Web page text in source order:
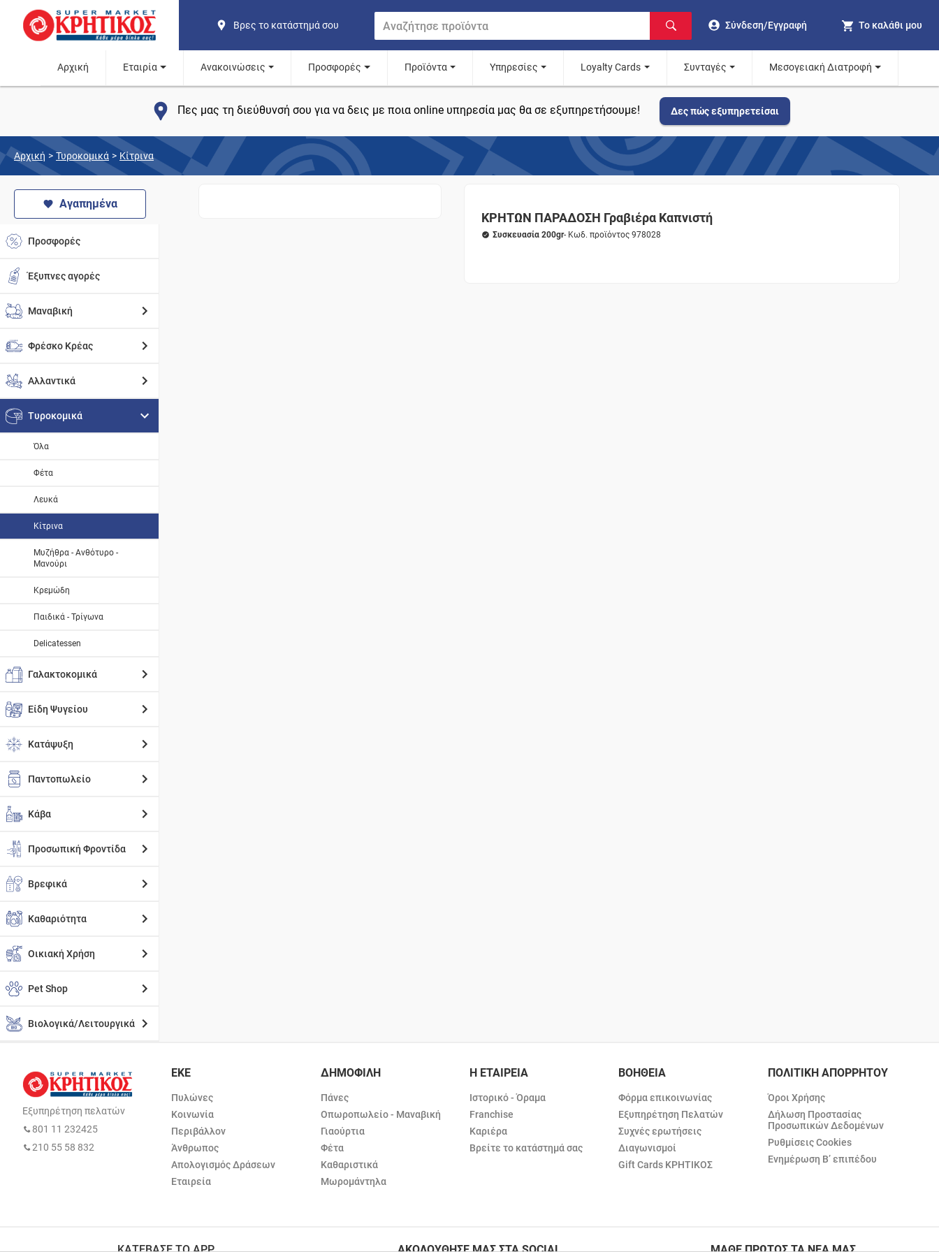
Βρες το κατάστημά σου Σύνδεση/Εγγραφή Το καλάθι μου
Αρχική Εταιρία Ανακοινώσεις Προσφορές Προϊόντα Υπηρεσίες Loyalty Cards Συνταγές Μεσογειακή Διατροφή
Πες μας τη διεύθυνσή σου για να δεις με ποια online υπηρεσία μας θα σε εξυπηρετήσουμε! Δες πώς εξυπηρετείσαι
Αρχική > Τυροκομικά > Κίτρινα
Αγαπημένα
Προσφορές
Έξυπνες αγορές
Μαναβική
Φρέσκο Κρέας
Αλλαντικά
Τυροκομικά
Όλα
Φέτα
Λευκά
Κίτρινα
Μυζήθρα - Ανθότυρο -
Μανούρι
Κρεμώδη
Παιδικά - Τρίγωνα
Delicatessen
Γαλακτοκομικά
Είδη Ψυγείου
Κατάψυξη
Παντοπωλείο
Κάβα
Προσωπική Φροντίδα
Βρεφικά
Καθαριότητα
Οικιακή Χρήση
Pet Shop
Βιολογικά/Λειτουργικά
ΚΡΗΤΩΝ ΠΑΡΑΔΟΣΗ Γραβιέρα Καπνιστή
Συσκευασία 200gr- Κωδ. προϊόντος 978028
Εξυπηρέτηση πελατών
801 11 232425
210 55 58 832
ΕΚΕ
Πυλώνες
Κοινωνία
Περιβάλλον
Άνθρωπος
Απολογισμός Δράσεων
Εταιρεία
ΔΗΜΟΦΙΛΗ
Πάνες
Οπωροπωλείο - Μαναβική
Γιαούρτια
Φέτα
Καθαριστικά
Μωρομάντηλα
Η ΕΤΑΙΡΕΙΑ
Ιστορικό - Όραμα
Franchise
Καριέρα
Βρείτε το κατάστημά σας
ΒΟΗΘΕΙΑ
Φόρμα επικοινωνίας
Εξυπηρέτηση Πελατών
Συχνές ερωτήσεις
Διαγωνισμοί
Gift Cards ΚΡΗΤΙΚΟΣ
ΠΟΛΙΤΙΚΗ ΑΠΟΡΡΗΤΟΥ
Όροι Χρήσης
Δήλωση Προστασίας
Προσωπικών Δεδομένων
Ρυθμίσεις Cookies
Ενημέρωση Β’ επιπέδου